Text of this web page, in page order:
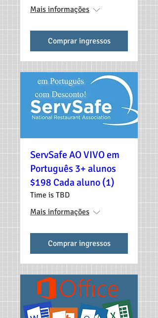
Mais informações
Comprar ingressos
ServSafe AO VIVO em
Português 3+ alunos
$198 Cada aluno (1)
Time is TBD
Mais informações
Comprar ingressos